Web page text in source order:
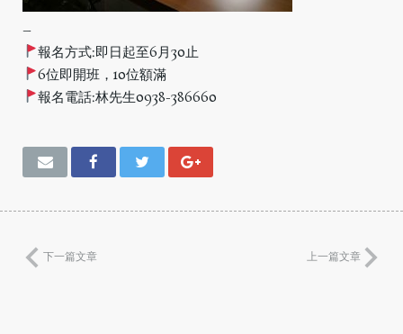
–
報名方式:即日起至6月30止
6位即開班，10位額滿
報名電話:林先生0938-386660
上一篇文章
下一篇文章